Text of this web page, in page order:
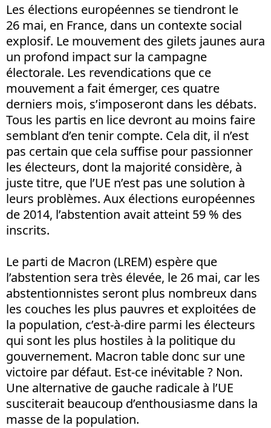
Les élections européennes se tiendront le
26 mai, en France, dans un contexte social
explosif. Le mouvement des gilets jaunes aura
un profond impact sur la campagne
électorale. Les revendications que ce
mouvement a fait émerger, ces quatre
derniers mois, s’imposeront dans les débats.
Tous les partis en lice devront au moins faire
semblant d’en tenir compte. Cela dit, il n’est
pas certain que cela suffise pour passionner
les électeurs, dont la majorité considère, à
juste titre, que l’UE n’est pas une solution à
leurs problèmes. Aux élections européennes
de 2014, l’abstention avait atteint 59 % des
inscrits.
Le parti de Macron (LREM) espère que
l’abstention sera très élevée, le 26 mai, car les
abstentionnistes seront plus nombreux dans
les couches les plus pauvres et exploitées de
la population, c’est-à-dire parmi les électeurs
qui sont les plus hostiles à la politique du
gouvernement. Macron table donc sur une
victoire par défaut. Est-ce inévitable ? Non.
Une alternative de gauche radicale à l’UE
susciterait beaucoup d’enthousiasme dans la
masse de la population.